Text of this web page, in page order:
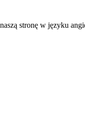
stronę w języku